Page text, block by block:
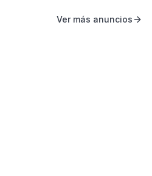
Ver más anuncios